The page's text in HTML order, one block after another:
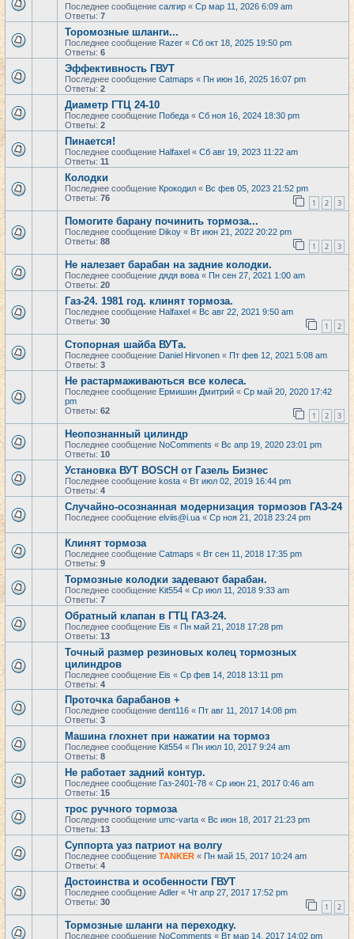
Последнее сообщение салгир « Ср мар 11, 2026 6:09 am
Ответы: 7
Торомозные шланги...
Последнее сообщение Razer « Сб окт 18, 2025 19:50 pm
Ответы: 6
Эффективность ГВУТ
Последнее сообщение Catmaps « Пн июн 16, 2025 16:07 pm
Ответы: 2
Диаметр ГТЦ 24-10
Последнее сообщение Победа « Сб ноя 16, 2024 18:30 pm
Ответы: 2
Пинается!
Последнее сообщение Halfaxel « Сб авг 19, 2023 11:22 am
Ответы: 11
Колодки
Последнее сообщение Крокодил « Вс фев 05, 2023 21:52 pm
Ответы: 76 1 2 3
Помогите барану починить тормоза...
Последнее сообщение Dikoy « Вт июн 21, 2022 20:22 pm
Ответы: 88 1 2 3
Не налезает барабан на задние колодки.
Последнее сообщение дядя вова « Пн сен 27, 2021 1:00 am
Ответы: 20
Газ-24. 1981 год. клинят тормоза.
Последнее сообщение Halfaxel « Вс авг 22, 2021 9:50 am
Ответы: 30 1 2
Стопорная шайба ВУТа.
Последнее сообщение Daniel Hirvonen « Пт фев 12, 2021 5:08 am
Ответы: 3
Не растармаживаються все колеса.
Последнее сообщение Ермишин Дмитрий « Ср май 20, 2020 17:42
pm
Ответы: 62 1 2 3
Неопознанный цилиндр
Последнее сообщение NoComments « Вс апр 19, 2020 23:01 pm
Ответы: 10
Установка ВУТ BOSCH от Газель Бизнес
Последнее сообщение kosta « Вт июл 02, 2019 16:44 pm
Ответы: 4
Случайно-осознанная модернизация тормозов ГАЗ-24
Последнее сообщение elviis@i.ua « Ср ноя 21, 2018 23:24 pm
Клинят тормоза
Последнее сообщение Catmaps « Вт сен 11, 2018 17:35 pm
Ответы: 9
Тормозные колодки задевают барабан.
Последнее сообщение Kit554 « Ср июл 11, 2018 9:33 am
Ответы: 7
Обратный клапан в ГТЦ ГАЗ-24.
Последнее сообщение Eis « Пн май 21, 2018 17:28 pm
Ответы: 13
Точный размер резиновых колец тормозных
цилиндров
Последнее сообщение Eis « Ср фев 14, 2018 13:11 pm
Ответы: 4
Проточка барабанов +
Последнее сообщение dent116 « Пт авг 11, 2017 14:08 pm
Ответы: 3
Машина глохнет при нажатии на тормоз
Последнее сообщение Kit554 « Пн июл 10, 2017 9:24 am
Ответы: 8
Не работает задний контур.
Последнее сообщение Газ-2401-78 « Ср июн 21, 2017 0:46 am
Ответы: 15
трос ручного тормоза
Последнее сообщение umc-varta « Вс июн 18, 2017 21:23 pm
Ответы: 13
Суппорта уаз патриот на волгу
Последнее сообщение TANKER « Пн май 15, 2017 10:24 am
Ответы: 4
Достоинства и особенности ГВУТ
Последнее сообщение Adler « Чт апр 27, 2017 17:52 pm
Ответы: 30 1 2
Тормозные шланги на переходку.
Последнее сообщение NoComments « Вт мар 14, 2017 14:02 pm